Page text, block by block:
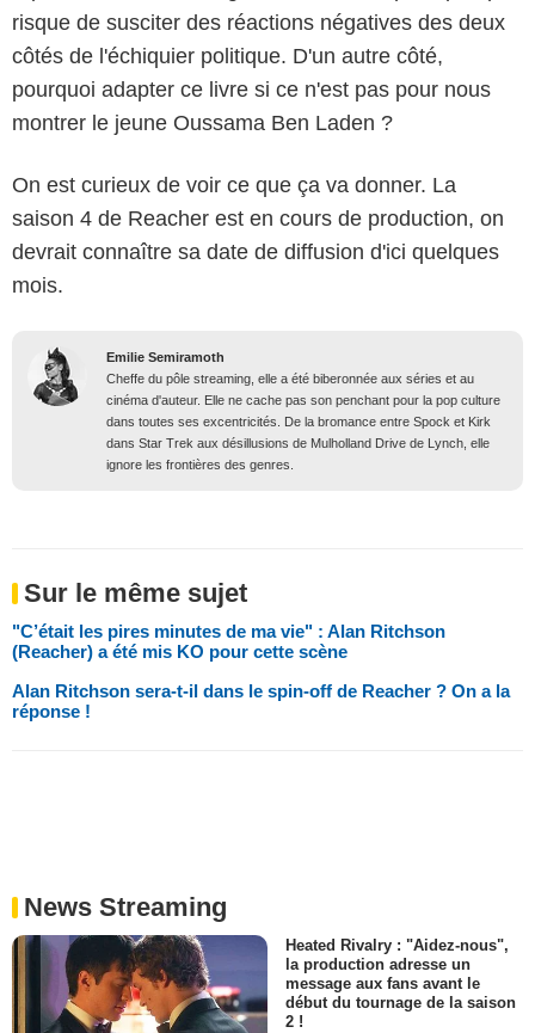
risque de susciter des réactions négatives des deux
côtés de l'échiquier politique. D'un autre côté,
pourquoi adapter ce livre si ce n'est pas pour nous
montrer le jeune Oussama Ben Laden ?
On est curieux de voir ce que ça va donner. La
saison 4 de Reacher est en cours de production, on
devrait connaître sa date de diffusion d'ici quelques
mois.
Emilie Semiramoth
Cheffe du pôle streaming, elle a été biberonnée aux séries et au
cinéma d'auteur. Elle ne cache pas son penchant pour la pop culture
dans toutes ses excentricités. De la bromance entre Spock et Kirk
dans Star Trek aux désillusions de Mulholland Drive de Lynch, elle
ignore les frontières des genres.
Sur le même sujet
"C’était les pires minutes de ma vie" : Alan Ritchson
(Reacher) a été mis KO pour cette scène
Alan Ritchson sera-t-il dans le spin-off de Reacher ? On a la
réponse !
News Streaming
Heated Rivalry : "Aidez-nous",
la production adresse un
message aux fans avant le
début du tournage de la saison
2 !